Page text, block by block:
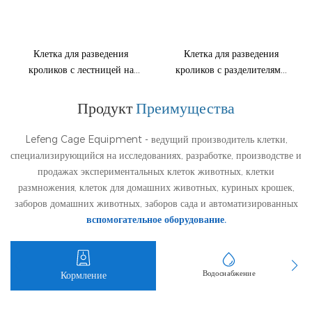
Клетка для разведения
кроликов с лестницей на
просто.
Клетка для разведения
кроликов с разделителями
ПродуктПреимущества
Lefeng Cage Equipment - ведущий производитель клетки,
специализирующийся на исследованиях, разработке, производстве и
продажах экспериментальных клеток животных, клетки
размножения, клеток для домашних животных, куриных крошек,
заборов домашних животных, заборов сада и автоматизированных
вспомогательное оборудование.
Кормление Водоснабжение